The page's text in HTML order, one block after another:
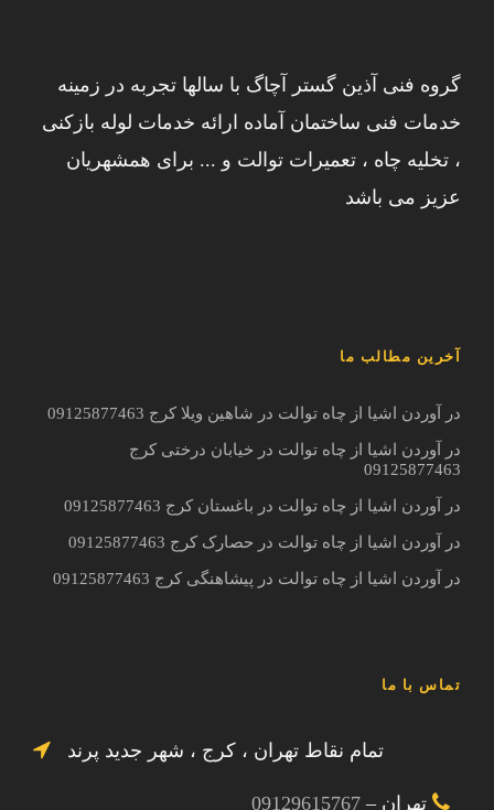
گروه فنی آذین گستر آچاگ با سالها تجربه در زمینه
خدمات فنی ساختمان آماده ارائه خدمات لوله بازکنی
، تخلیه چاه ، تعمیرات توالت و ... برای همشهریان
عزیز می باشد
آخرین مطالب ما
در آوردن اشیا از چاه توالت در شاهین ویلا کرج 09125877463
در آوردن اشیا از چاه توالت در خیابان درختی کرج
09125877463
در آوردن اشیا از چاه توالت در باغستان کرج 09125877463
در آوردن اشیا از چاه توالت در حصارک کرج 09125877463
در آوردن اشیا از چاه توالت در پیشاهنگی کرج 09125877463
تماس با ما
تمام نقاط تهران ، کرج ، شهر جدید پرند
تهران – 09129615767